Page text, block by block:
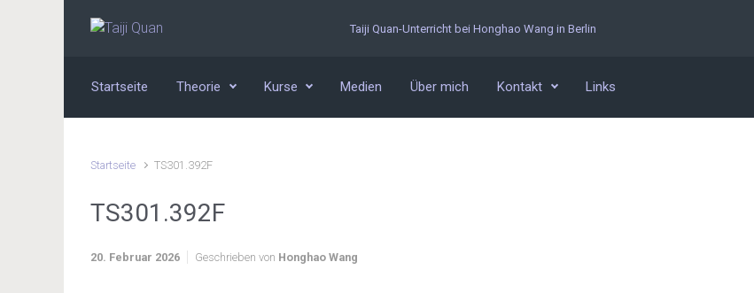
Zum Hauptinhalt springen Taiji Quan-Unterricht bei Honghao Wang in Berlin
Startseite Theorie Kurse Medien Über mich Kontakt Links
Startseite TS301.392F
TS301.392F
20. Februar 2026 Geschrieben von Honghao Wang